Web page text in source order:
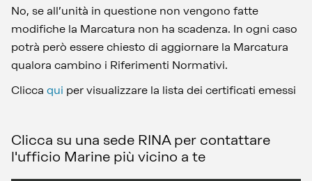
No, se all’unità in questione non vengono fatte
modifiche la Marcatura non ha scadenza. In ogni caso
potrà però essere chiesto di aggiornare la Marcatura
qualora cambino i Riferimenti Normativi.
Clicca qui per visualizzare la lista dei certificati emessi
Clicca su una sede RINA per contattare
l'ufficio Marine più vicino a te